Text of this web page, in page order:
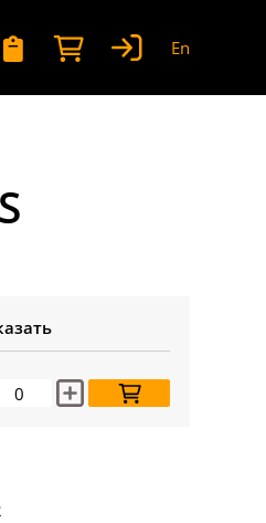
En